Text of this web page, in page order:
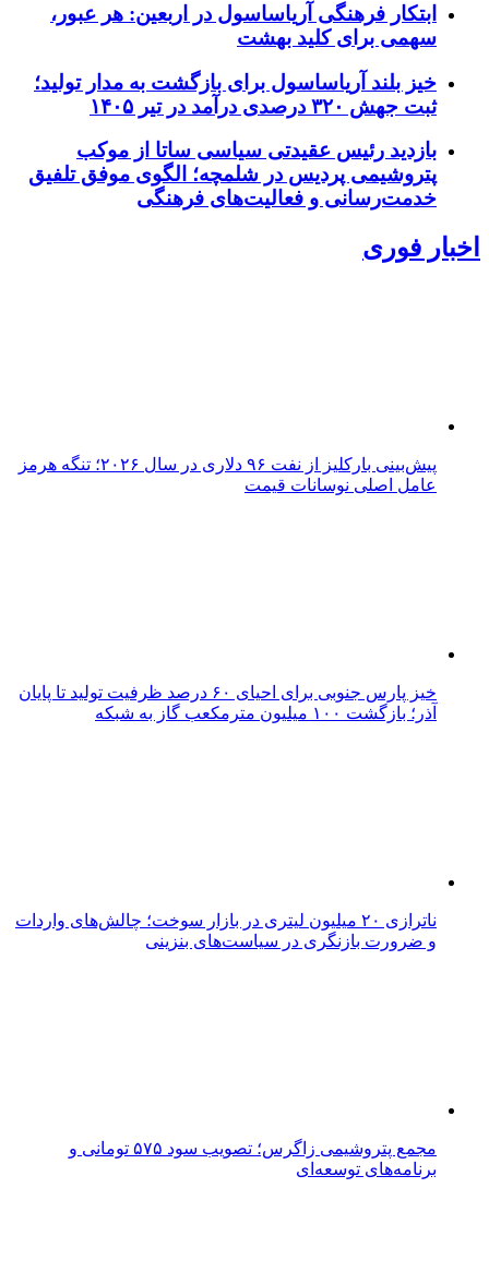
ابتکار فرهنگی آریاساسول در اربعین: هر عبور،
سهمی برای کلید بهشت
خیز بلند آریاساسول برای بازگشت به مدار تولید؛
ثبت جهش ۳۲۰ درصدی درآمد در تیر ۱۴۰۵
بازدید رئیس عقیدتی سیاسی ساتا از موکب
پتروشیمی پردیس در شلمچه؛ الگوی موفق تلفیق
خدمت‌رسانی و فعالیت‌های فرهنگی
اخبار فوری
پیش‌بینی بارکلیز از نفت ۹۶ دلاری در سال ۲۰۲۶؛ تنگه هرمز
عامل اصلی نوسانات قیمت
خیز پارس جنوبی برای احیای ۶۰ درصد ظرفیت تولید تا پایان
آذر؛ بازگشت ۱۰۰ میلیون مترمکعب گاز به شبکه
ناترازی ۲۰ میلیون لیتری در بازار سوخت؛ چالش‌های واردات
و ضرورت بازنگری در سیاست‌های بنزینی
مجمع پتروشیمی زاگرس؛ تصویب سود ۵۷۵ تومانی و
برنامه‌های توسعه‌ای